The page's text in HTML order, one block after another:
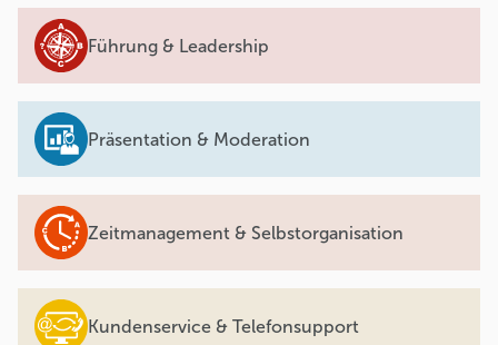
Führung & Leadership
Präsentation & Moderation
Zeitmanagement & Selbstorganisation
Kundenservice & Telefonsupport